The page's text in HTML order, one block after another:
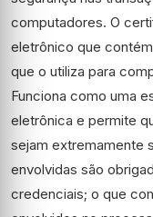
computadores. O
eletrônico que
que o utiliza para
Funciona como uma
eletrônica e permite
sejam extremamente
envolvidas são
credenciais; o que